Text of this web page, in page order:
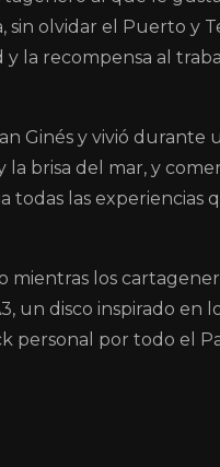
sin olvidar el Puerto y
la recompensa al
Ginés y vivió durante
la brisa del mar, y
todas las experiencias
los
un disco inspirado en
personal por todo el